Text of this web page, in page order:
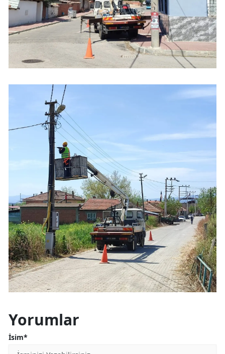
Yorumlar
İsim*